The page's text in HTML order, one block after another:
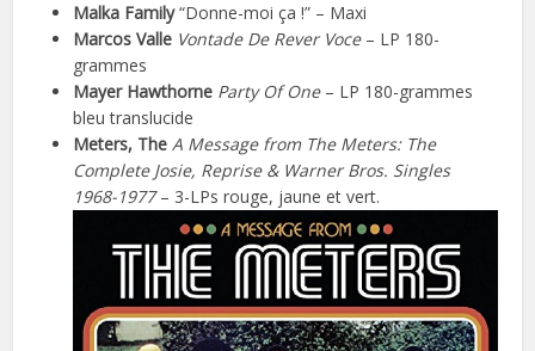
Malka Family“Donne-moi ça !” – Maxi
Marcos Valle Vontade De Rever Voce– LP 180-
grammes
Mayer Hawthorne Party Of One– LP 180-grammes
bleu translucide
Meters, The A Message from The Meters: The
Complete Josie, Reprise & Warner Bros. Singles
1968-1977– 3-LPs rouge, jaune et vert.